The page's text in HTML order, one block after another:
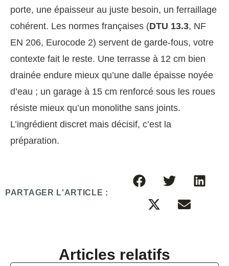
porte, une épaisseur au juste besoin, un ferraillage
cohérent. Les normes françaises (DTU 13.3, NF
EN 206, Eurocode 2) servent de garde-fous, votre
contexte fait le reste. Une terrasse à 12 cm bien
drainée endure mieux qu’une dalle épaisse noyée
d’eau ; un garage à 15 cm renforcé sous les roues
résiste mieux qu’un monolithe sans joints.
L’ingrédient discret mais décisif, c’est la
préparation.
PARTAGER L'ARTICLE :
Articles relatifs